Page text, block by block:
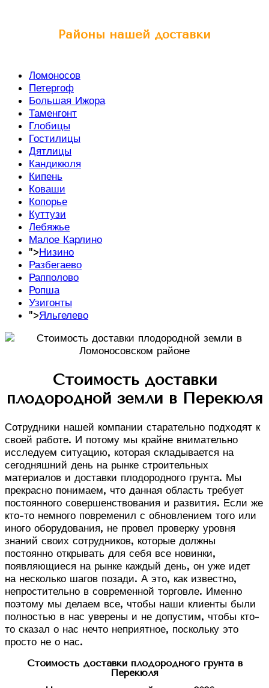
Районы нашей доставки
Ломоносов
Петергоф
Большая Ижора
Таменгонт
Глобицы
Гостилицы
Дятлицы
Кандикюля
Кипень
Коваши
Копорье
Куттузи
Лебяжье
Малое Карлино
">Низино
Разбегаево
Рапполово
Ропша
Узигонты
">Яльгелево
Стоимость доставки
плодородной земли в Перекюля
Сотрудники нашей компании старательно подходят к
своей работе. И потому мы крайне внимательно
исследуем ситуацию, которая складывается на
сегодняшний день на рынке строительных
материалов и доставки плодородного грунта. Мы
прекрасно понимаем, что данная область требует
постоянного совершенствования и развития. Если же
кто-то немного повременил с обновлением того или
иного оборудования, не провел проверку уровня
знаний своих сотрудников, которые должны
постоянно открывать для себя все новинки,
появляющиеся на рынке каждый день, он уже идет
на несколько шагов позади. А это, как известно,
непростительно в современной торговле. Именно
поэтому мы делаем все, чтобы наши клиенты были
полностью в нас уверены и не допустим, чтобы кто-
то сказал о нас нечто неприятное, поскольку это
просто не о нас.
Стоимость доставки плодородного грунта в
Перекюля